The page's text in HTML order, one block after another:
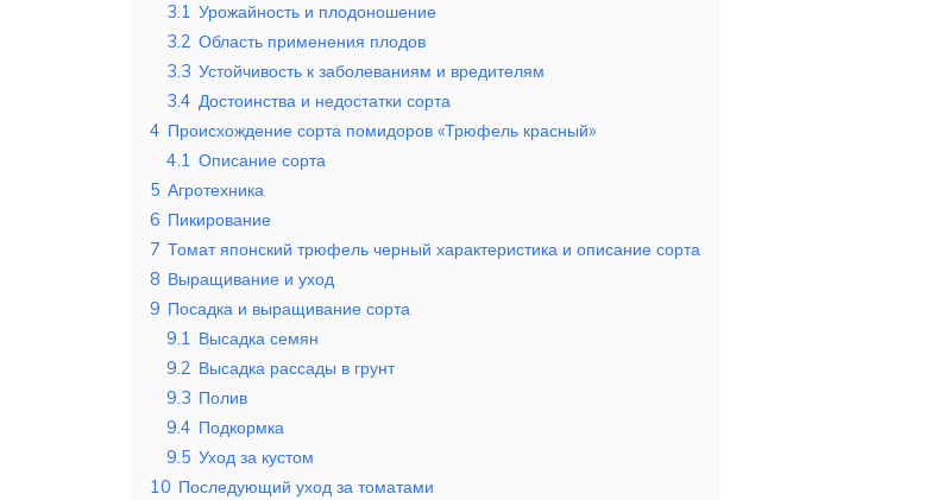
3.1 Урожайность и плодоношение
3.2 Область применения плодов
3.3 Устойчивость к заболеваниям и вредителям
3.4 Достоинства и недостатки сорта
4 Происхождение сорта помидоров «Трюфель красный»
4.1 Описание сорта
5 Агротехника
6 Пикирование
7 Томат японский трюфель черный характеристика и описание сорта
8 Выращивание и уход
9 Посадка и выращивание сорта
9.1 Высадка семян
9.2 Высадка рассады в грунт
9.3 Полив
9.4 Подкормка
9.5 Уход за кустом
10 Последующий уход за томатами